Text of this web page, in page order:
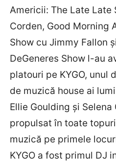
Americii: The Late Late
Corden, Good Morning
Show cu Jimmy Fallon
DeGeneres Show l-au
platouri pe KYGO, unul
de muzică house ai
Ellie Goulding și Selena
propulsat în toate
muzică pe primele
KYGO a fost primul DJ